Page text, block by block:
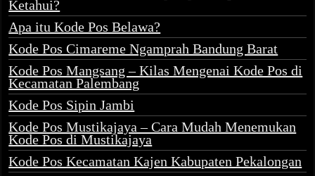
Ketahui?
Apa itu Kode Pos Belawa?
Kode Pos Cimareme Ngamprah Bandung Barat
Kode Pos Mangsang – Kilas Mengenai Kode Pos di
Kecamatan Palembang
Kode Pos Sipin Jambi
Kode Pos Mustikajaya – Cara Mudah Menemukan
Kode Pos di Mustikajaya
Kode Pos Kecamatan Kajen Kabupaten Pekalongan